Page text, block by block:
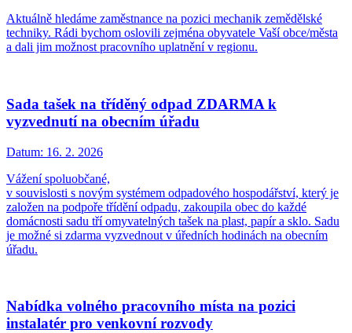
Aktuálně hledáme zaměstnance na pozici mechanik zemědělské
techniky. Rádi bychom oslovili zejména obyvatele Vaší obce/města
a dali jim možnost pracovního uplatnění v regionu.
Sada tašek na tříděný odpad ZDARMA k
vyzvednutí na obecním úřadu
Datum: 16. 2. 2026
Vážení spoluobčané,
v souvislosti s novým systémem odpadového hospodářství, který je
založen na podpoře třídění odpadu, zakoupila obec do každé
domácnosti sadu tří omyvatelných tašek na plast, papír a sklo. Sadu
je možné si zdarma vyzvednout v úředních hodinách na obecním
úřadu.
Nabídka volného pracovního místa na pozici
instalatér pro venkovní rozvody